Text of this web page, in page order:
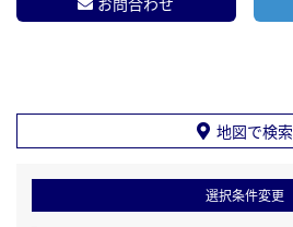
地図で検索
選択条件変更